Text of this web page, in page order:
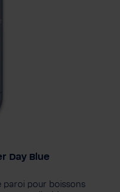
Day Blue
paroi pour boissons